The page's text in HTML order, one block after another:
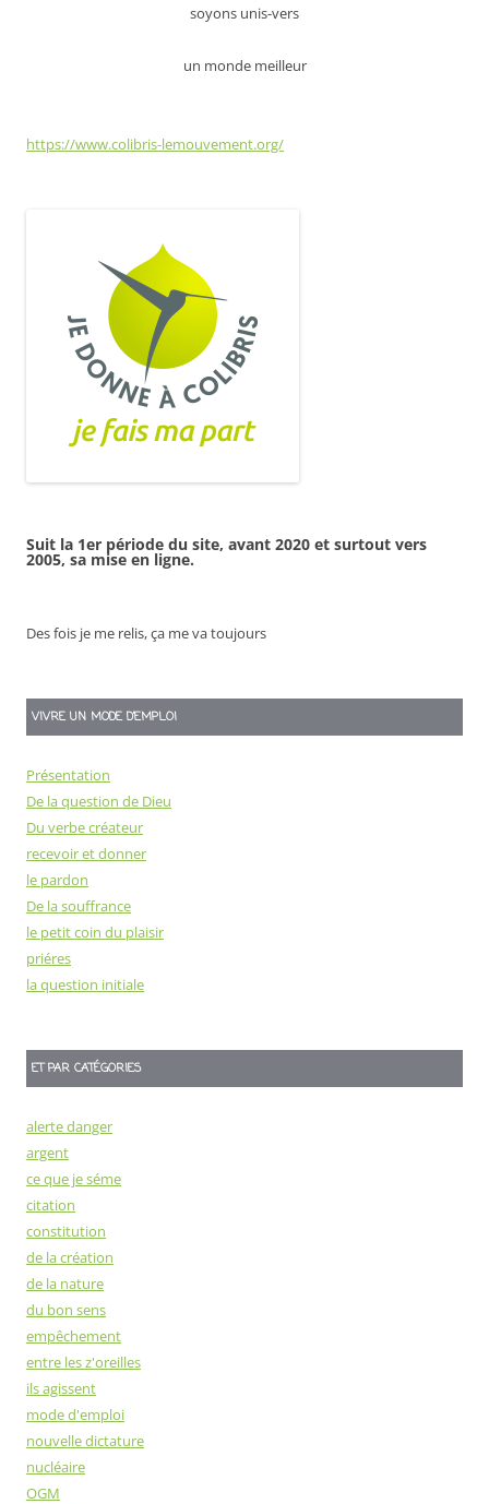
soyons unis-vers
un monde meilleur
https://www.colibris-lemouvement.org/
Suit la 1er période du site, avant 2020 et surtout vers
2005, sa mise en ligne.
Des fois je me relis, ça me va toujours
VIVRE UN MODE D’EMPLOI
Présentation
De la question de Dieu
Du verbe créateur
recevoir et donner
le pardon
De la souffrance
le petit coin du plaisir
priéres
la question initiale
ET PAR CATÉGORIES
alerte danger
argent
ce que je séme
citation
constitution
de la création
de la nature
du bon sens
empêchement
entre les z'oreilles
ils agissent
mode d'emploi
nouvelle dictature
nucléaire
OGM